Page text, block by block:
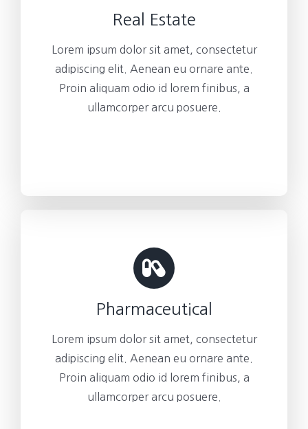
Real Estate
Lorem ipsum dolor sit amet, consectetur
adipiscing elit. Aenean eu ornare ante.
Proin aliquam odio id lorem finibus, a
ullamcorper arcu posuere.
Pharmaceutical
Lorem ipsum dolor sit amet, consectetur
adipiscing elit. Aenean eu ornare ante.
Proin aliquam odio id lorem finibus, a
ullamcorper arcu posuere.